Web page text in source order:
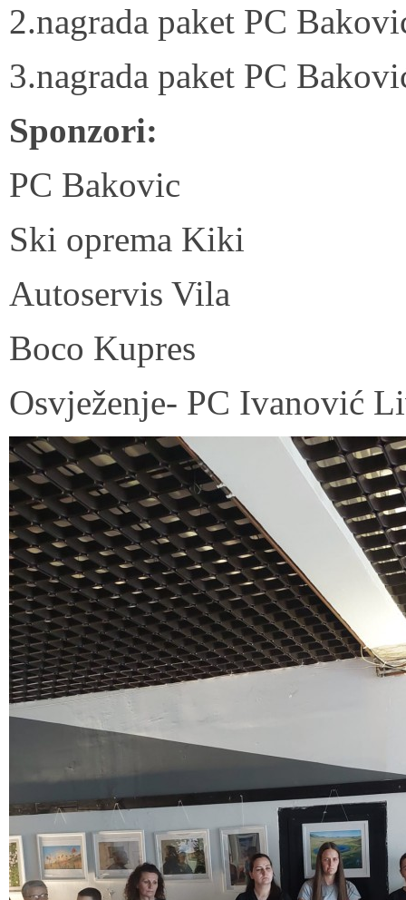
2.nagrada paket PC
3.nagrada paket PC
Sponzori:
PC Bakovic
Ski oprema Kiki
Autoservis Vila
Boco Kupres
Osvježenje- PC Ivanović